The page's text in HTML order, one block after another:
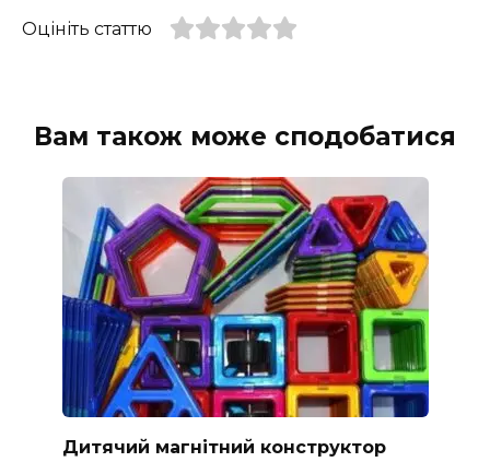
Оцініть статтю
Вам також може сподобатися
Дитячий магнітний конструктор